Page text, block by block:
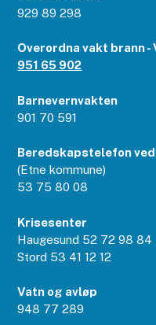
929 89 298
Overordna vakt brann
951 65 902
Barnevernvakten
901 70 591
Beredskapstelefon
(Etne kommune)
53 75 80 08
Krisesenter
Haugesund 52 72 98 84
Stord 53 41 12 12
Vatn og avløp
948 77 289